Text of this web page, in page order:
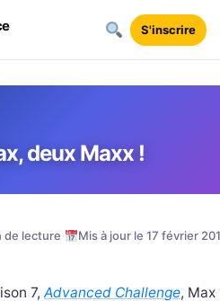
S'inscrire
deux Maxx !
de lecture· Mis à jour le 17 février
7, Advanced Challenge, Max